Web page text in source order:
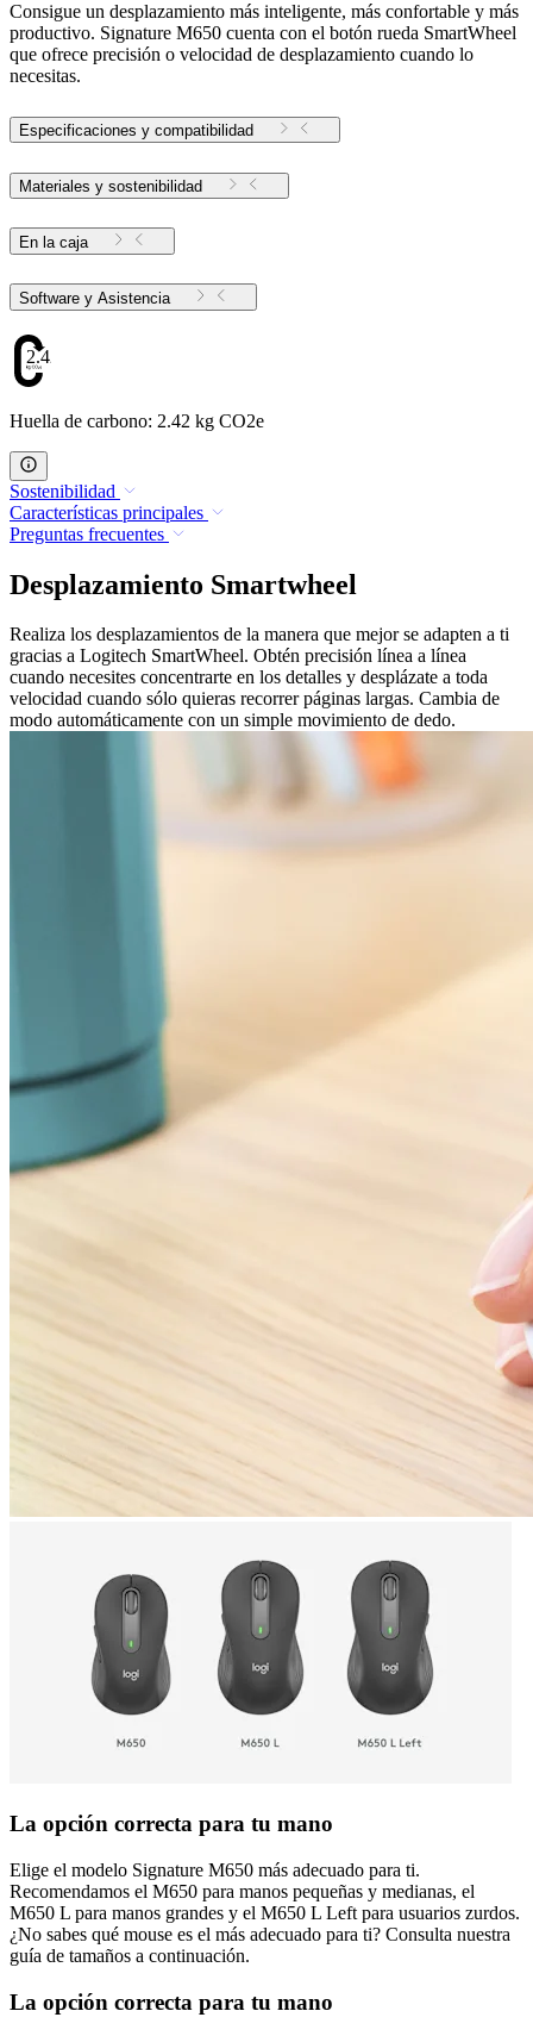
Consigue un desplazamiento más inteligente, más confortable y más
productivo. Signature M650 cuenta con el botón rueda SmartWheel
que ofrece precisión o velocidad de desplazamiento cuando lo
necesitas.
Especificaciones y compatibilidad
Materiales y sostenibilidad
En la caja
Software y Asistencia
2.42
Huella de carbono: 2.42 kg CO2e
Sostenibilidad
Características principales
Preguntas frecuentes
Desplazamiento Smartwheel
Realiza los desplazamientos de la manera que mejor se adapten a ti
gracias a Logitech SmartWheel. Obtén precisión línea a línea
cuando necesites concentrarte en los detalles y desplázate a toda
velocidad cuando sólo quieras recorrer páginas largas. Cambia de
modo automáticamente con un simple movimiento de dedo.
La opción correcta para tu mano
Elige el modelo Signature M650 más adecuado para ti.
Recomendamos el M650 para manos pequeñas y medianas, el
M650 L para manos grandes y el M650 L Left para usuarios zurdos.
¿No sabes qué mouse es el más adecuado para ti? Consulta nuestra
guía de tamaños a continuación.
La opción correcta para tu mano